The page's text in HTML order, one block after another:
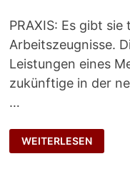
PRAXIS: Es gibt
Arbeitszeugnisse.
Leistungen eines
zukünftige in der
…
FRAGWÜRDIGE
AUSSAGEKRAFT
WEITERLESEN